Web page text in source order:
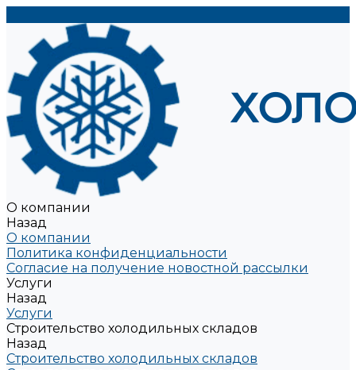
О компании
Назад
О компании
Политика конфиденциальности
Согласие на получение новостной рассылки
Услуги
Назад
Услуги
Строительство холодильных складов
Назад
Строительство холодильных складов